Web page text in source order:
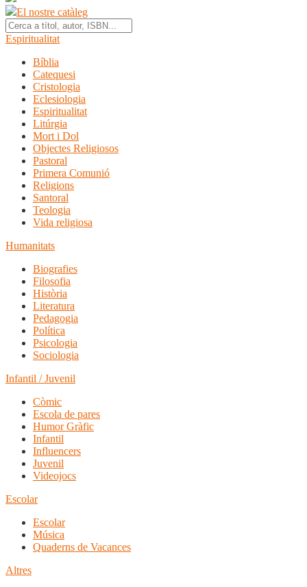
El nostre catàleg
Espiritualitat
Bíblia
Catequesi
Cristologia
Eclesiologia
Espiritualitat
Litúrgia
Mort i Dol
Objectes Religiosos
Pastoral
Primera Comunió
Religions
Santoral
Teologia
Vida religiosa
Humanitats
Biografies
Filosofia
Història
Literatura
Pedagogia
Política
Psicologia
Sociologia
Infantil / Juvenil
Còmic
Escola de pares
Humor Gràfic
Infantil
Influencers
Juvenil
Videojocs
Escolar
Escolar
Música
Quaderns de Vacances
Altres